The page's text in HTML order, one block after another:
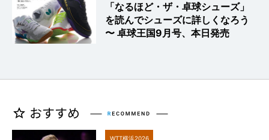
「なるほど・ザ・卓球シューズ」
を読んでシューズに詳しくなろう
〜 卓球王国9月号、本日発売
WTT横浜2026